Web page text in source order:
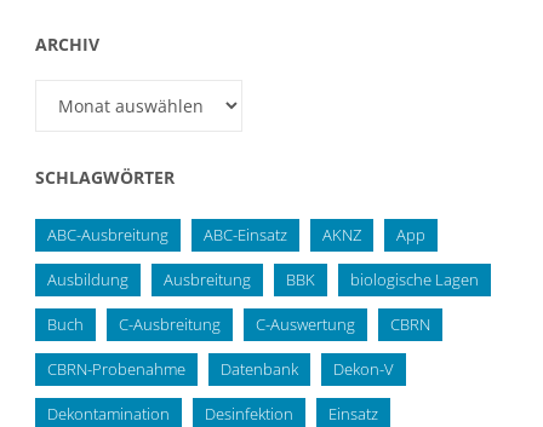
ARCHIV
SCHLAGWÖRTER
ABC-Ausbreitung ABC-Einsatz AKNZ App
Ausbildung Ausbreitung BBK biologische Lagen
Buch C-Ausbreitung C-Auswertung CBRN
CBRN-Probenahme Datenbank Dekon-V
Dekontamination Desinfektion Einsatz